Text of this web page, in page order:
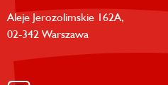
Aleje Jerozolimskie 162A,
02-342 Warszawa